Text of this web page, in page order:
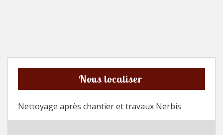
Nous localiser
Nettoyage après chantier et travaux Nerbis